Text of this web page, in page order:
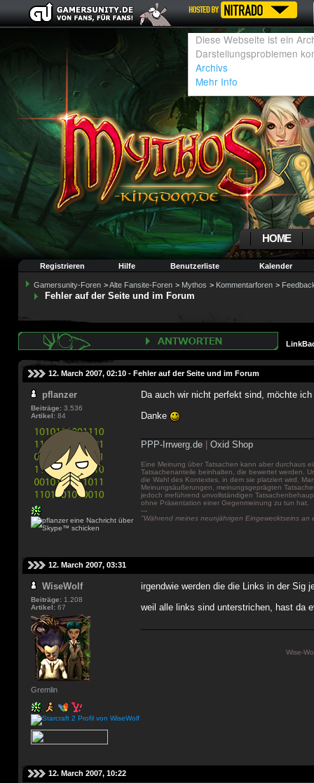
HOME
Registrieren Hilfe Benutzerliste Kalender
Gamersunity-Foren >Alte Fansite-Foren > Mythos > Kommentarforen >
Fehler auf der Seite und im Forum
12. March 2007, 02:10 - Fehler auf der Seite und im Forum
pflanzer
Beiträge: 3.536
Artikel: 84
Da auch wir nicht perfekt sind, möchte
Danke
PPP-Irrwerg.de
Oxid Shop
Eine Meinung über Tatsachen kann aber durchaus
Tatsachenanteile beinhalten, die bewertet werden.
die Wahl des Kontextes, in dem sie platziert wird.
Meinungsäußerungen, meinungsgeprägten
jedoch irreführend unvollständigen
ohne Präsentation einer Gegenmeinung zu tun hat.
---
"Während meines neunjährigen Eingewecktseins
12. March 2007, 03:31
WiseWolf
Beiträge: 1.208
Artikel: 67
Gremlin
irgendwie werden die die Links in der Sig
weil alle links sind unterstrichen, hast da
Wise-
12. March 2007, 10:22